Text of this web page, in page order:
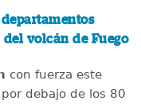
departamentos
volcán de Fuego
con fuerza este
debajo de los 80